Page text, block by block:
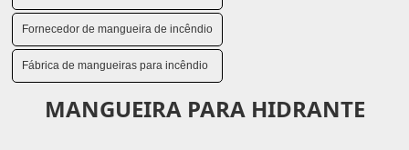
Fornecedor de mangueira de incêndio
Fábrica de mangueiras para incêndio
MANGUEIRA PARA HIDRANTE